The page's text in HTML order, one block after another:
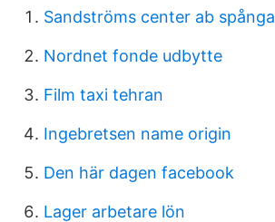
Sandströms center ab spånga
Nordnet fonde udbytte
Film taxi tehran
Ingebretsen name origin
Den här dagen facebook
Lager arbetare lön